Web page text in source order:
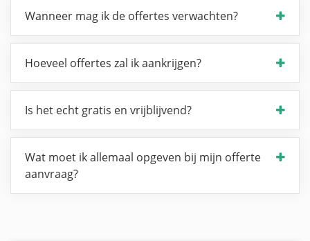
Wanneer mag ik de offertes verwachten?
Hoeveel offertes zal ik aankrijgen?
Is het echt gratis en vrijblijvend?
Wat moet ik allemaal opgeven bij mijn offerte
aanvraag?